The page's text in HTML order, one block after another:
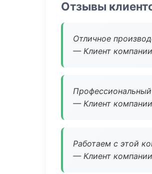
Отзывы
Отличное
— Клиент компании
— Клиент компании
Работаем с этой
— Клиент компании